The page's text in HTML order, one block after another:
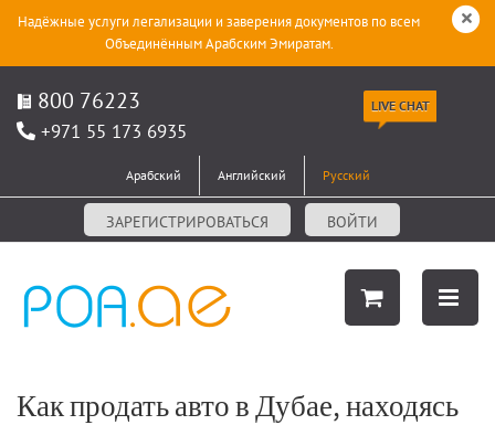
Надёжные услуги легализации и заверения документов по всем
Объединённым Арабским Эмиратам.
800 76223
+971 55 173 6935
LIVE CHAT
Арабский Английский Русский
ЗАРЕГИСТРИРОВАТЬСЯ ВОЙТИ
Как продать авто в Дубае, находясь